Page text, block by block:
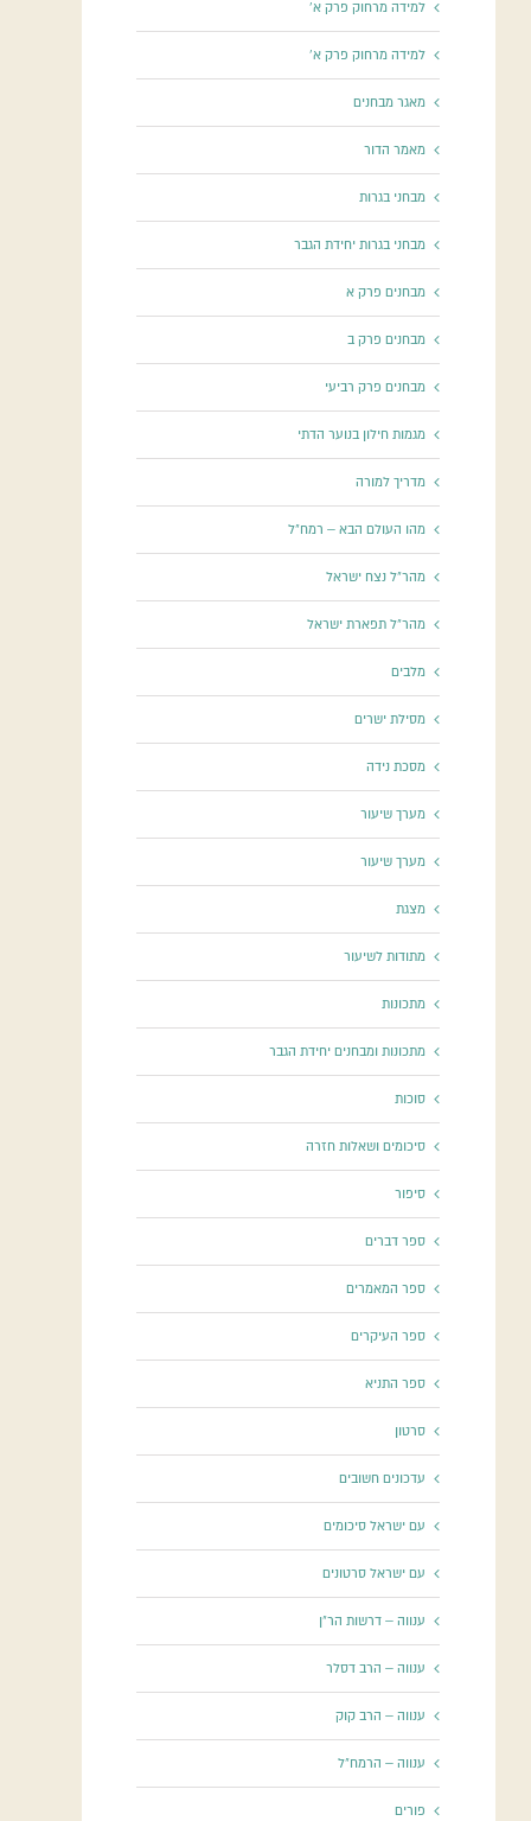
למידה מרחוק פרק א'
למידה מרחוק פרק א'
מאגר מבחנים
מאמר הדור
מבחני בגרות
מבחני בגרות יחידת הגבר
מבחנים פרק א
מבחנים פרק ב
מבחנים פרק רביעי
מגמות חילון בנוער הדתי
מדריך למורה
מהו העולם הבא – רמח"ל
מהר"ל נצח ישראל
מהר"ל תפארת ישראל
מלבים
מסילת ישרים
מסכת נידה
מערך שיעור
מערך שיעור
מצגת
מתודות לשיעור
מתכונות
מתכונות ומבחנים יחידת הגבר
סוכות
סיכומים ושאלות חזרה
סיפור
ספר דברים
ספר המאמרים
ספר העיקרים
ספר התניא
סרטון
עדכונים חשובים
עם ישראל סיכומים
עם ישראל סרטונים
ענווה – דרשות הר"ן
ענווה – הרב דסלר
ענווה – הרב קוק
ענווה – הרמח"ל
פורים